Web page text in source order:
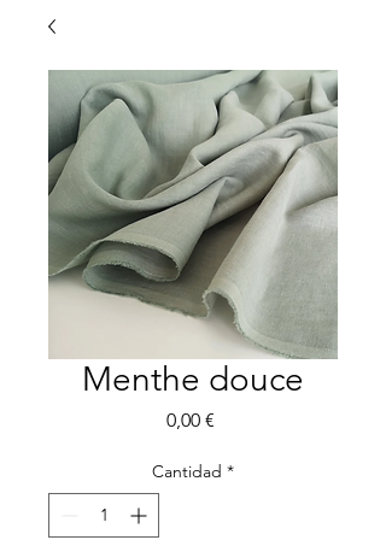
Menthe douce
0,00 €Precio
Cantidad *